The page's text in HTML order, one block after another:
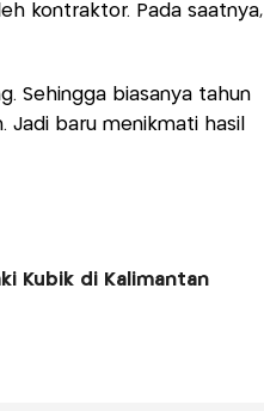
kontraktor. Pada saatnya,
Sehingga biasanya tahun
baru menikmati hasil
Kubik di Kalimantan